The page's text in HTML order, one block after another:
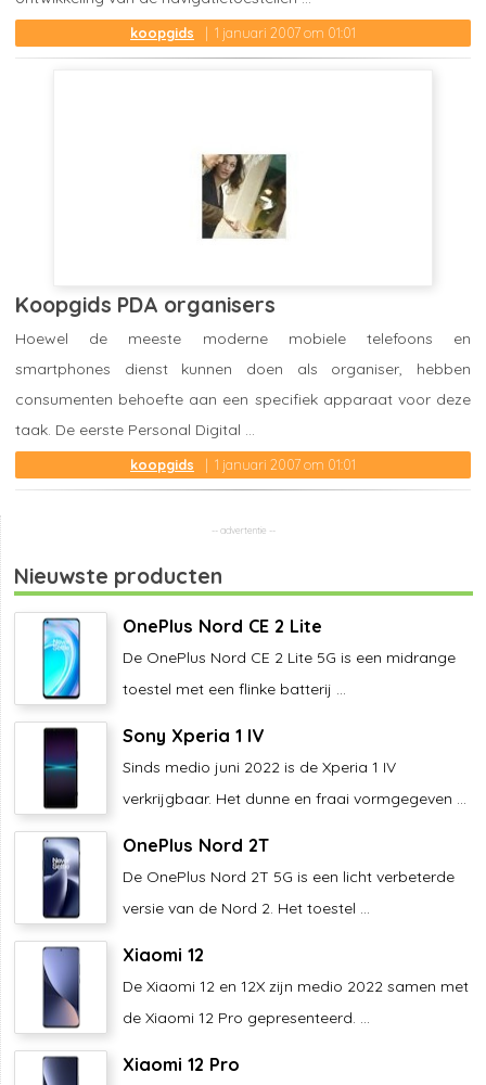
koopgids 1 januari 2007 om 01:01
Koopgids PDA organisers
koopgids 1 januari 2007 om 01:01
Hoewel de meeste moderne mobiele telefoons en
smartphones dienst kunnen doen als organiser, hebben
consumenten behoefte aan een specifiek apparaat voor deze
taak. De eerste Personal Digital ...
Nieuwste producten
OnePlus Nord CE 2 Lite
De OnePlus Nord CE 2 Lite 5G is een midrange
toestel met een flinke batterij ...
Sony Xperia 1 IV
Sinds medio juni 2022 is de Xperia 1 IV
verkrijgbaar. Het dunne en fraai vormgegeven ...
OnePlus Nord 2T
De OnePlus Nord 2T 5G is een licht verbeterde
versie van de Nord 2. Het toestel ...
Xiaomi 12
De Xiaomi 12 en 12X zijn medio 2022 samen met
de Xiaomi 12 Pro gepresenteerd. ...
Xiaomi 12 Pro